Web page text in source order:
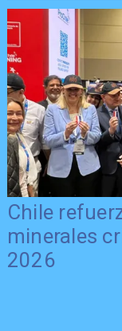
Chile
minerales
2026